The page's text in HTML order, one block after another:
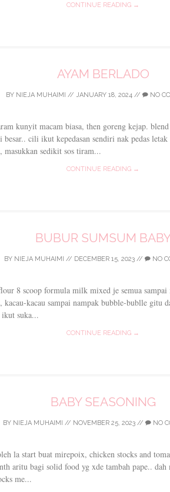
CONTINUE READING →
AYAM BERLADO
BY NIEJA MUHAIMI // JANUARY 18, 2024 // NO
kunyit macam biasa, then goreng kejap.
cili ikut kepedasan sendiri nak pedas letak
masukkan sedikit sos tiram...
CONTINUE READING →
BUBUR SUMSUM
BY NIEJA MUHAIMI // DECEMBER 15, 2023// NO
8 scoop formula milk mixed je semua
kacau-kacau sampai nampak bubble-bublle gitu
suka...
CONTINUE READING →
BABY SEASONING
BY NIEJA MUHAIMI // NOVEMBER 25, 2023 // NO
la start buat mirepoix, chicken stocks and
aritu bagi solid food yg xde tambah pape..
me...